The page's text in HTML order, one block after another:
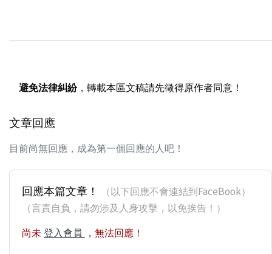
避免法律糾紛，轉載本區文稿請先徵得原作者同意！
文章回應
目前尚無回應，成為第一個回應的人吧！
回應本篇文章！
（以下回應不會連結到FaceBook）
（言責自負，請勿涉及人身攻擊，以免挨告！）
尚未 登入會員 ，無法回應！